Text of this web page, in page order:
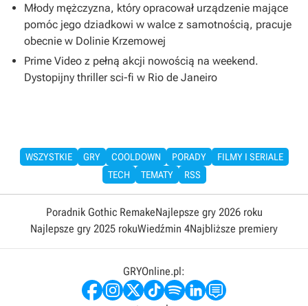
Młody mężczyzna, który opracował urządzenie mające
pomóc jego dziadkowi w walce z samotnością, pracuje
obecnie w Dolinie Krzemowej
Prime Video z pełną akcji nowością na weekend.
Dystopijny thriller sci-fi w Rio de Janeiro
WSZYSTKIE GRY COOLDOWN PORADY
FILMY I SERIALE
TECH
TEMATY RSS
Poradnik Gothic RemakeNajlepsze gry 2026 roku
Najlepsze gry 2025 rokuWiedźmin 4Najbliższe premiery
GRYOnline.pl: